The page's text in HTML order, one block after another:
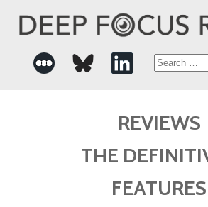
Search
REVIEWS
THE
FEATURES